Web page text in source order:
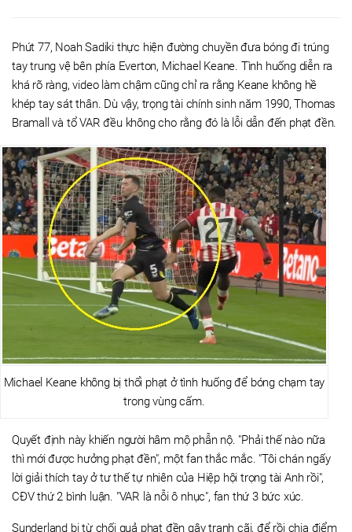
Phút 77, Noah Sadiki thực hiện đường chuyền đưa bóng đi trúng
tay trung vệ bên phía Everton, Michael Keane. Tình huống diễn ra
khá rõ ràng, video làm chậm cũng chỉ ra rằng Keane không hề
khép tay sát thân. Dù vậy, trọng tài chính sinh năm 1990, Thomas
Bramall và tổ VAR đều không cho rằng đó là lỗi dẫn đến phạt đền.
Michael Keane không bị thổi phạt ở tình huống để bóng chạm tay
trong vùng cấm.
Quyết định này khiến người hâm mộ phẫn nộ. "Phải thế nào nữa
thì mới được hưởng phạt đền", một fan thắc mắc. "Tôi chán ngấy
lời giải thích tay ở tư thế tự nhiên của Hiệp hội trọng tài Anh rồi",
CĐV thứ 2 bình luận. "VAR là nỗi ô nhục", fan thứ 3 bức xúc.
Sunderland bị từ chối quả phạt đền gây tranh cãi, để rồi chia điểm